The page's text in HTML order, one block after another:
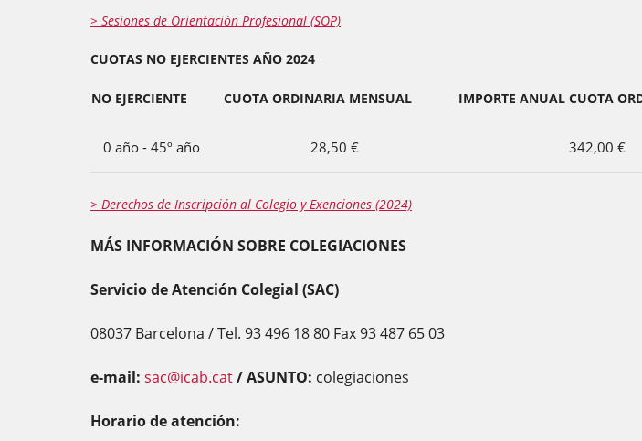
> Sesiones de Orientación Profesional (SOP)
CUOTAS NO EJERCIENTES AÑO 2024
NO EJERCIENTE CUOTA ORDINARIA MENSUAL IMPORTE ANUAL CUOTA
0 año - 45º año 28,50 € 342,00 €
> Derechos de Inscripción al Colegio y Exenciones (2024)
MÁS INFORMACIÓN SOBRE COLEGIACIONES
Servicio de Atención Colegial (SAC)
08037 Barcelona / Tel. 93 496 18 80 Fax 93 487 65 03
e-mail: sac@icab.cat/ ASUNTO: colegiaciones
Horario de atención: